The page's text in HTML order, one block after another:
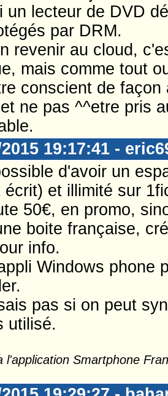
un lecteur de DVD
par DRM.
revenir au cloud,
mais comme tout
conscient de
ne pas ^^etre pris
19:17:41 -
d'avoir un
écrit) et illimité sur
50€, en promo,
boite française,
info.
Windows phone
pas si on peut
utilisé.
l'application Smartphone